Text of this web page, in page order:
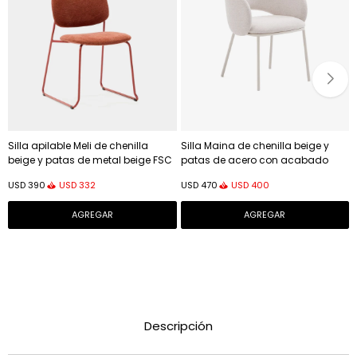
Silla apilable Meli de chenilla
beige y patas de metal beige FSC
metal terracota
USD390 USD332
Silla Maina de chenilla beige y
patas de acero con acabado
USD 470 USD 400
Descripción